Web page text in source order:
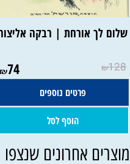
שלום לך אורחת | רבקה אליצור
₪128
₪74
פרטים נוספים
הוסף לסל
אחרונים שנצפו